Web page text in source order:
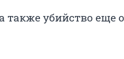
также убийство еще